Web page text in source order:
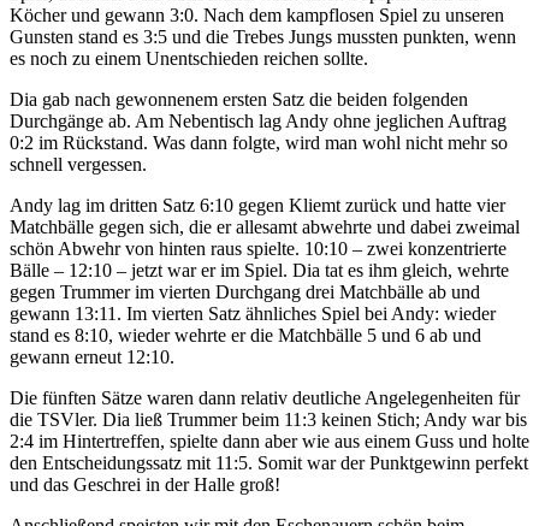
Köcher und gewann 3:0. Nach dem kampflosen Spiel zu unseren
Gunsten stand es 3:5 und die Trebes Jungs mussten punkten, wenn
es noch zu einem Unentschieden reichen sollte.
Dia gab nach gewonnenem ersten Satz die beiden folgenden
Durchgänge ab. Am Nebentisch lag Andy ohne jeglichen Auftrag
0:2 im Rückstand. Was dann folgte, wird man wohl nicht mehr so
schnell vergessen.
Andy lag im dritten Satz 6:10 gegen Kliemt zurück und hatte vier
Matchbälle gegen sich, die er allesamt abwehrte und dabei zweimal
schön Abwehr von hinten raus spielte. 10:10 – zwei konzentrierte
Bälle – 12:10 – jetzt war er im Spiel. Dia tat es ihm gleich, wehrte
gegen Trummer im vierten Durchgang drei Matchbälle ab und
gewann 13:11. Im vierten Satz ähnliches Spiel bei Andy: wieder
stand es 8:10, wieder wehrte er die Matchbälle 5 und 6 ab und
gewann erneut 12:10.
Die fünften Sätze waren dann relativ deutliche Angelegenheiten für
die TSVler. Dia ließ Trummer beim 11:3 keinen Stich; Andy war bis
2:4 im Hintertreffen, spielte dann aber wie aus einem Guss und holte
den Entscheidungssatz mit 11:5. Somit war der Punktgewinn perfekt
und das Geschrei in der Halle groß!